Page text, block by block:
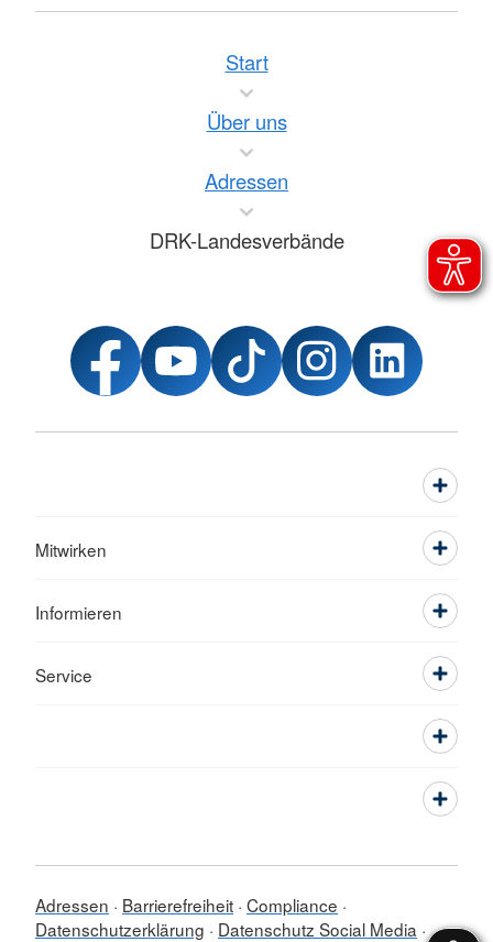
Start
Über uns
Adressen
DRK-Landesverbände
Mitwirken
Informieren
Service
Adressen Barrierefreiheit Compliance
Datenschutzerklärung
Datenschutz Social Media